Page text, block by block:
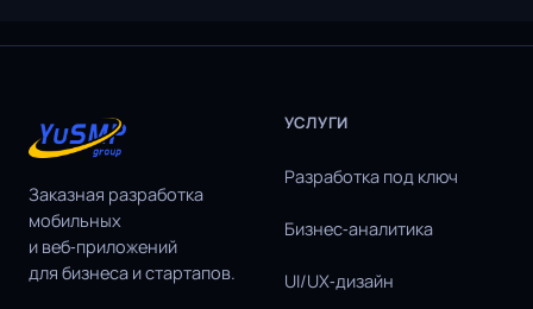
Заказная разработка
мобильных
и веб‑приложений
для бизнеса и стартапов.
УСЛУГИ
Разработка под ключ
Бизнес‑аналитика
UI/UX‑дизайн